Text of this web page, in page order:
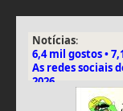
Notícias:
6,4 mil gostos •
As redes sociais
2026.